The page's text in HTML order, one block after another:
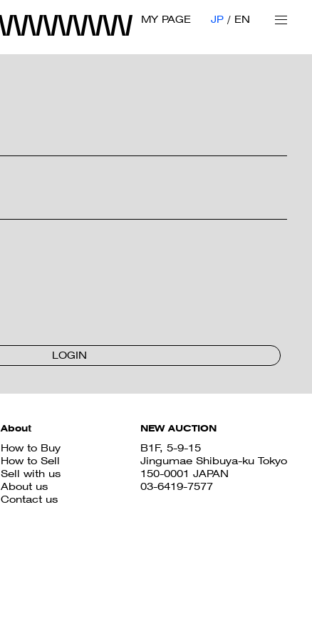
MY PAGE JP EN
LOGIN
About
How to Buy
How to Sell
Sell with us
About us
Contact us
NEW AUCTION
B1F, 5-9-15
Jingumae Shibuya-ku Tokyo
150-0001 JAPAN
03-6419-7577